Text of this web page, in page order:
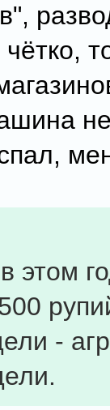
этом
-